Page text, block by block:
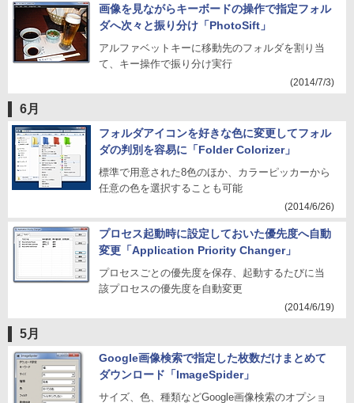
画像を見ながらキーボードの操作で指定フォル
ダへ次々と振り分け「PhotoSift」
アルファベットキーに移動先のフォルダを割り当
て、キー操作で振り分け実行
(2014/7/3)
6月
フォルダアイコンを好きな色に変更してフォル
ダの判別を容易に「Folder Colorizer」
標準で用意された8色のほか、カラーピッカーから
任意の色を選択することも可能
(2014/6/26)
プロセス起動時に設定しておいた優先度へ自動
変更「Application Priority Changer」
プロセスごとの優先度を保存、起動するたびに当
該プロセスの優先度を自動変更
(2014/6/19)
5月
Google画像検索で指定した枚数だけまとめて
ダウンロード「ImageSpider」
サイズ、色、種類などGoogle画像検索のオプショ